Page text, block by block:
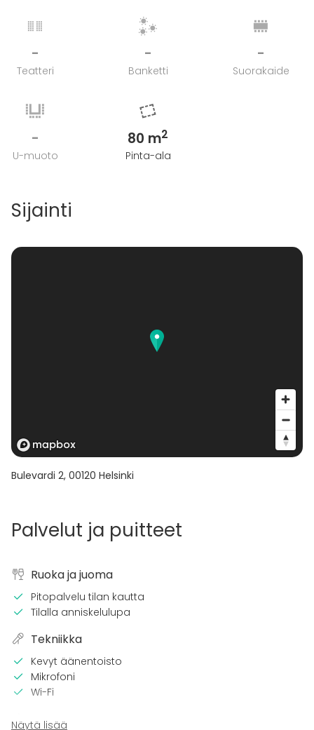
-
Teatteri
-
Banketti
-
Suorakaide
-
U-muoto
80 m2
Pinta-ala
Sijainti
Bulevardi 2, 00120 Helsinki
Palvelut ja puitteet
Ruoka ja juoma
Pitopalvelu tilan kautta
Tilalla anniskelulupa
Tekniikka
Kevyt äänentoisto
Mikrofoni
Wi-Fi
Tilaan kuuluu
Näytä lisää